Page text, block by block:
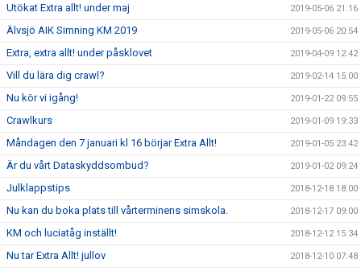
Utökat Extra allt! under maj 2019-05-06 21:16
Älvsjö AIK Simning KM 2019 2019-05-06 20:54
Extra, extra allt! under påsklovet 2019-04-09 12:42
Vill du lära dig crawl? 2019-02-14 15:00
Nu kör vi igång! 2019-01-22 09:55
Crawlkurs 2019-01-09 19:33
Måndagen den 7 januari kl 16 börjar Extra Allt! 2019-01-05 23:42
Är du vårt Dataskyddsombud? 2019-01-02 09:24
Julklappstips 2018-12-18 18:00
Nu kan du boka plats till vårterminens simskola. 2018-12-17 09:00
KM och luciatåg inställt! 2018-12-12 15:34
Nu tar Extra Allt! jullov 2018-12-10 07:48